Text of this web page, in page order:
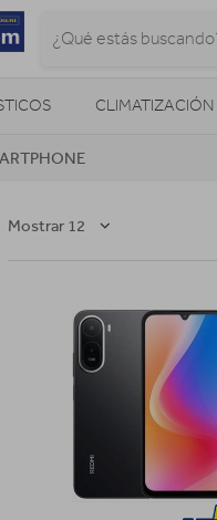
CONSOLAS
Mostrar 12